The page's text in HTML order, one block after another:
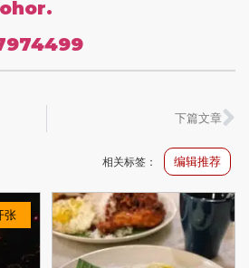
下篇文章
张
相关标签： 编辑推荐